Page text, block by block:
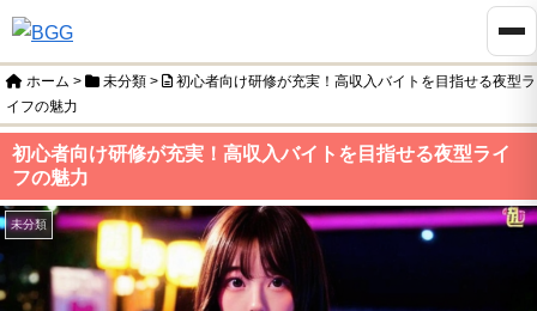
ホーム > 未分類 >
初心者向け研修が充実！高収入バイトを目指せる夜型ラ
イフの魅力
初心者向け研修が充実！高収入バイトを目指せる夜型ライ
フの魅力
未分類